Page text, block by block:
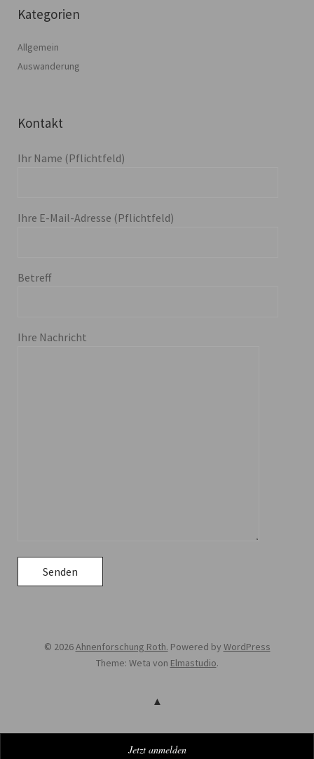
Kategorien
Allgemein
Auswanderung
Kontakt
Ihr Name (Pflichtfeld)
Ihre E-Mail-Adresse (Pflichtfeld)
Betreff
Ihre Nachricht
© 2026Ahnenforschung Roth. Powered by WordPress
Theme: Weta von Elmastudio.
Jetzt anmelden